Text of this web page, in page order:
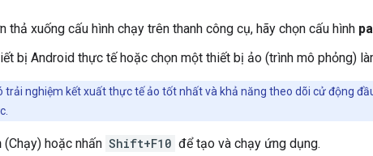
thả xuống cấu hình chạy trên thanh công cụ, hãy chọn cấu hình
bị Android thực tế hoặc chọn một thiết bị ảo (trình mô phỏng)
trải nghiệm kết xuất thực tế ảo tốt nhất và khả năng theo dõi cử động
(Chạy) hoặc nhấn Shift+F10 để tạo và chạy ứng dụng.